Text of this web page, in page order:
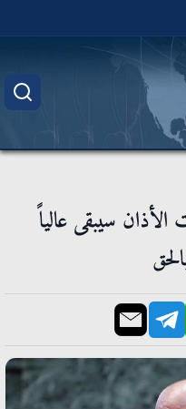
سيبقى عالياً